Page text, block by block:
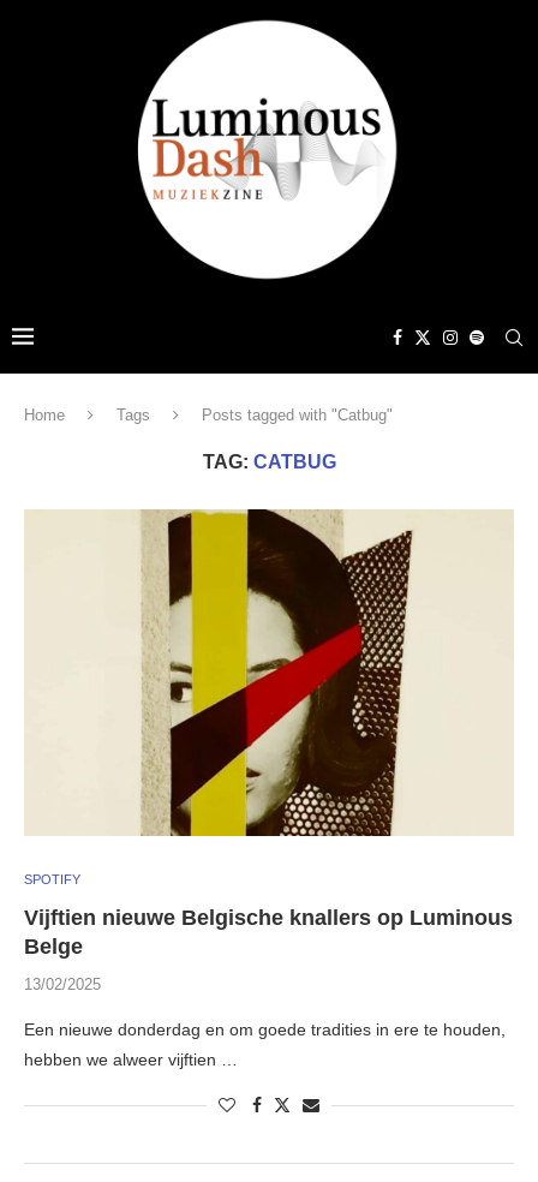
Home Tags Posts tagged with "Catbug"
TAG: CATBUG
SPOTIFY
Vijftien nieuwe Belgische knallers op Luminous
Belge
13/02/2025
Een nieuwe donderdag en om goede tradities in ere te houden,
hebben we alweer vijftien …